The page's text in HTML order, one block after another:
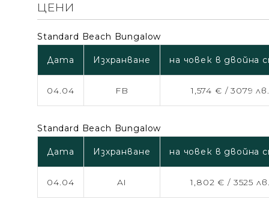
ЦЕНИ
Standard Beach Bungalow
Дата Изхранване на човек в двойна
04.04 FB 1,574 € /3079 лв.
Standard Beach Bungalow
Дата Изхранване на човек в двойна
04.04 AI 1,802 € / 3525 лв.